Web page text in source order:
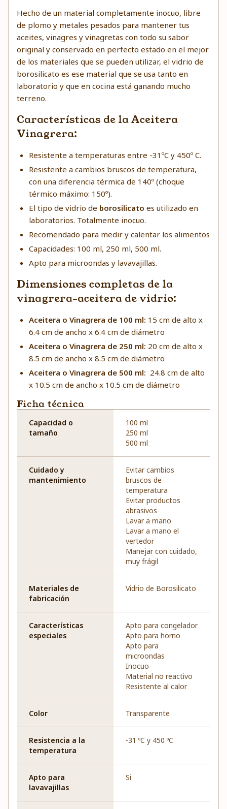
Hecho de un material completamente inocuo, libre
de plomo y metales pesados para mantener tus
aceites, vinagres y vinagretas con todo su sabor
original y conservado en perfecto estado en el mejor
de los materiales que se pueden utilizar, el vidrio de
borosilicato es ese material que se usa tanto en
laboratorio y que en cocina está ganando mucho
terreno.
Características de la Aceitera
Vinagrera:
Resistente a temperaturas entre -31ºC y 450º C.
Resistente a cambios bruscos de temperatura,
con una diferencia térmica de 140º (choque
térmico máximo: 150º).
El tipo de vidrio de borosilicato es utilizado en
laboratorios. Totalmente inocuo.
Recomendado para medir y calentar los alimentos
Capacidades: 100 ml, 250 ml, 500 ml.
Apto para microondas y lavavajillas.
Dimensiones completas de la
vinagrera-aceitera de vidrio:
Aceitera o Vinagrera de 100 ml: 15 cm de alto x
6.4 cm de ancho x 6.4 cm de diámetro
Aceitera o Vinagrera de 250 ml: 20 cm de alto x
8.5 cm de ancho x 8.5 cm de diámetro
Aceitera o Vinagrera de 500 ml: 24.8 cm de alto
x 10.5 cm de ancho x 10.5 cm de diámetro
Ficha técnica
Capacidad o
tamaño
100 ml
250 ml
500 ml
Cuidado y
mantenimiento
Evitar cambios
bruscos de
temperatura
Evitar productos
abrasivos
Lavar a mano
Lavar a mano el
vertedor
Manejar con cuidado,
muy frágil
Materiales de
fabricación
Vidrio de Borosilicato
Características
especiales
Apto para congelador
Apto para horno
Apto para
microondas
Inocuo
Material no reactivo
Resistente al calor
Color Transparente
Resistencia a la
temperatura
-31 ºC y 450 ºC
Apto para
lavavajillas
Si